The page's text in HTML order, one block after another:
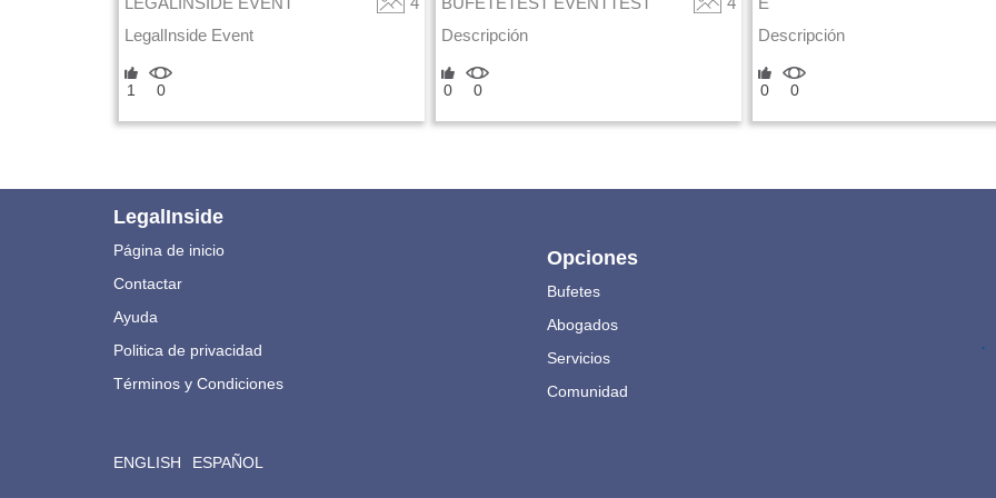
LegalInside Event
1 0
Descripción
0 0
Descripción
0 0
LegalInside
Página de inicio
Contactar
Ayuda
Politica de privacidad
Términos y Condiciones
ENGLISH ESPAÑOL
Opciones
Bufetes
Abogados
Servicios
Comunidad
.